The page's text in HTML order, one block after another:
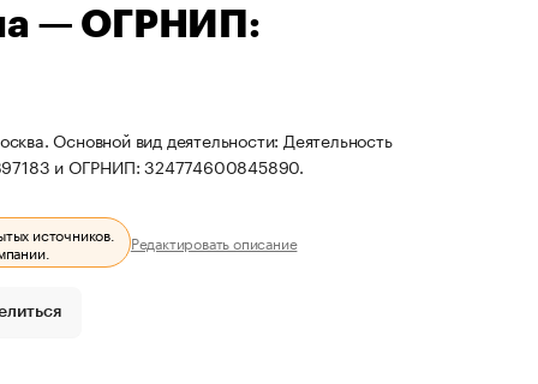
— ОГРНИП:
Основной вид деятельности: Деятельность
и ОГРНИП: 324774600845890.
источников.
Редактировать описание